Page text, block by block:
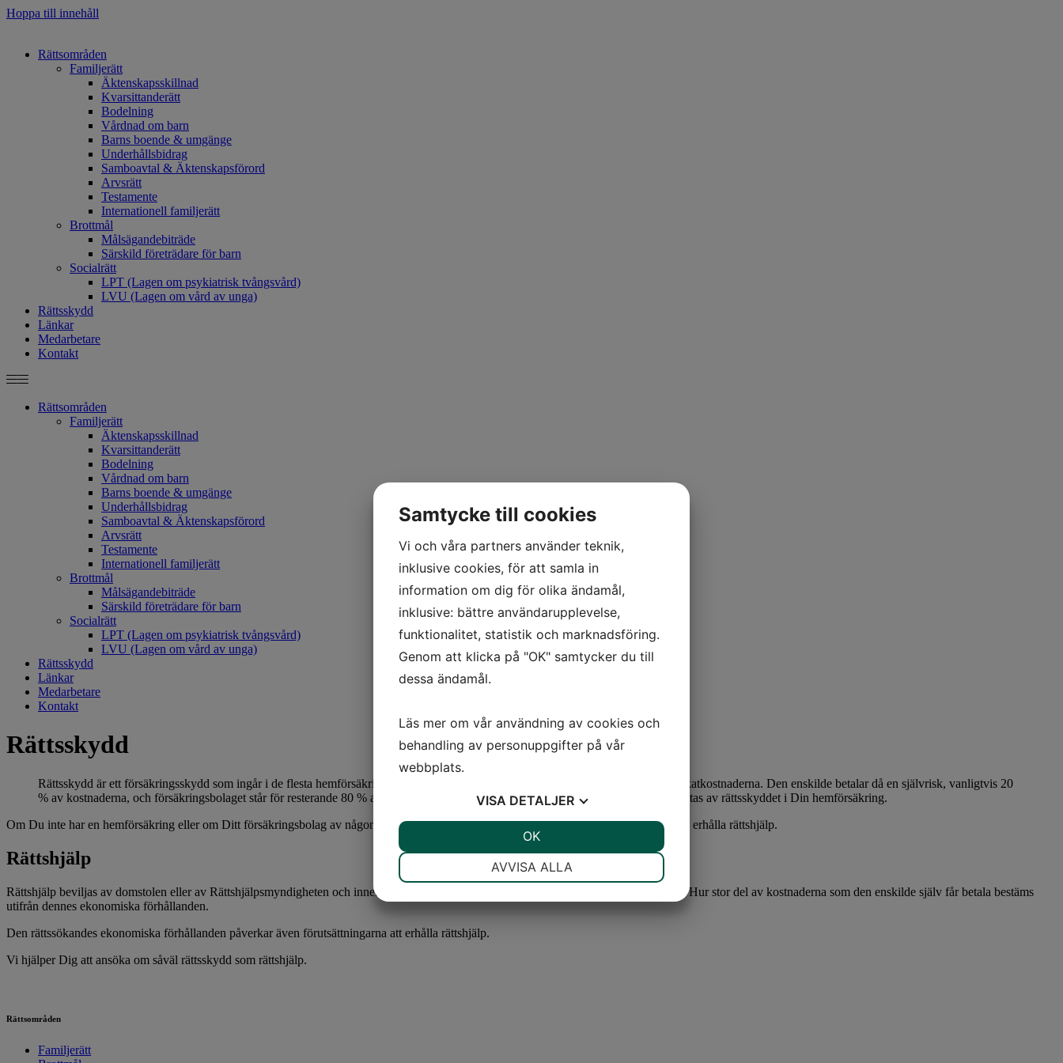
Hoppa till innehåll
Rättsområden
Familjerätt
Äktenskapsskillnad
Kvarsittanderätt
Bodelning
Vårdnad om barn
Barns boende & umgänge
Underhållsbidrag
Samboavtal & Äktenskapsförord
Arvsrätt
Testamente
Internationell familjerätt
Brottmål
Målsägandebiträde
Särskild företrädare för barn
Socialrätt
LPT (Lagen om psykiatrisk tvångsvård)
LVU (Lagen om vård av unga)
Rättsskydd
Länkar
Medarbetare
Kontakt
Rättsområden
Familjerätt
Äktenskapsskillnad
Kvarsittanderätt
Bodelning
Vårdnad om barn
Barns boende & umgänge
Underhållsbidrag
Samboavtal & Äktenskapsförord
Arvsrätt
Testamente
Internationell familjerätt
Brottmål
Målsägandebiträde
Särskild företrädare för barn
Socialrätt
LPT (Lagen om psykiatrisk tvångsvård)
LVU (Lagen om vård av unga)
Rättsskydd
Länkar
Medarbetare
Kontakt
Rättsskydd
Rättsskydd är ett försäkringsskydd som ingår i de flesta hemförsäkringar. Vid en rättslig tvist kan rättsskyddet täcka en del av advokatkostnaderna. Den enskilde betalar då en självrisk, vanligtvis 20
% av kostnaderna, och försäkringsbolaget står för resterande 80 % av kostnaderna. Vi hjälper Dig att bedöma om Ditt ärende omfattas av rättsskyddet i Din hemförsäkring.
Om Du inte har en hemförsäkring eller om Ditt försäkringsbolag av någon anledning inte beviljar rättsskydd för tvisten kan Du i vissa fall erhålla rättshjälp.
Rättshjälp
Rättshjälp beviljas av domstolen eller av Rättshjälpsmyndigheten och innebär att staten betalar en del av den enskildes advokatkostnader. Hur stor del av kostnaderna som den enskilde själv får betala bestäms
utifrån dennes ekonomiska förhållanden.
Den rättssökandes ekonomiska förhållanden påverkar även förutsättningarna att erhålla rättshjälp.
Vi hjälper Dig att ansöka om såväl rättsskydd som rättshjälp.
Rättsområden
Familjerätt
Samtycke till cookies
Vi och våra partners använder teknik,
inklusive cookies, för att samla in
information om dig för olika ändamål,
inklusive: bättre användarupplevelse,
funktionalitet, statistik och marknadsföring.
Genom att klicka på "OK" samtycker du till
dessa ändamål.
Läs mer om vår användning av cookies och
behandling av personuppgifter på vår
webbplats.
VISA DETALJER
AVVISA ALLA
OK